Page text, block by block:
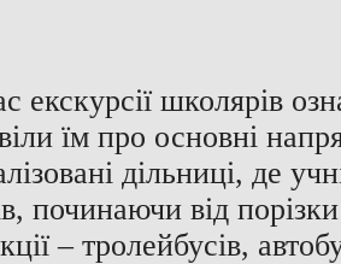
екскурсії школярів
їм про основні
дільниці, де
починаючи від
– тролейбусів,